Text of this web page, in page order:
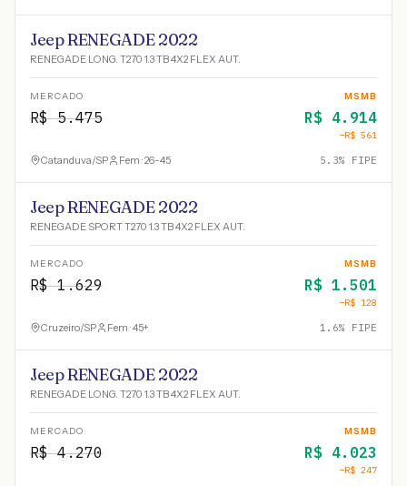
Jeep RENEGADE 2022
RENEGADE LONG. T270 1.3 TB 4X2 FLEX AUT.
MERCADO
R$5.475
MSMB
R$ 4.914
−R$ 561
Catanduva/SP Fem · 26-45 5.3% FIPE
Jeep RENEGADE 2022
RENEGADE SPORT T270 1.3 TB 4X2 FLEX AUT.
MERCADO
R$1.629
MSMB
R$ 1.501
−R$ 128
Cruzeiro/SP Fem · 45+ 1.6% FIPE
Jeep RENEGADE 2022
RENEGADE LONG. T270 1.3 TB 4X2 FLEX AUT.
MERCADO
R$4.270
MSMB
R$ 4.023
−R$ 247